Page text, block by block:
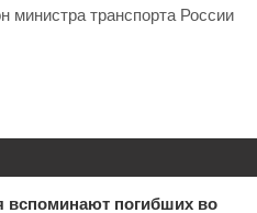
министра транспорта России
вспоминают погибших во